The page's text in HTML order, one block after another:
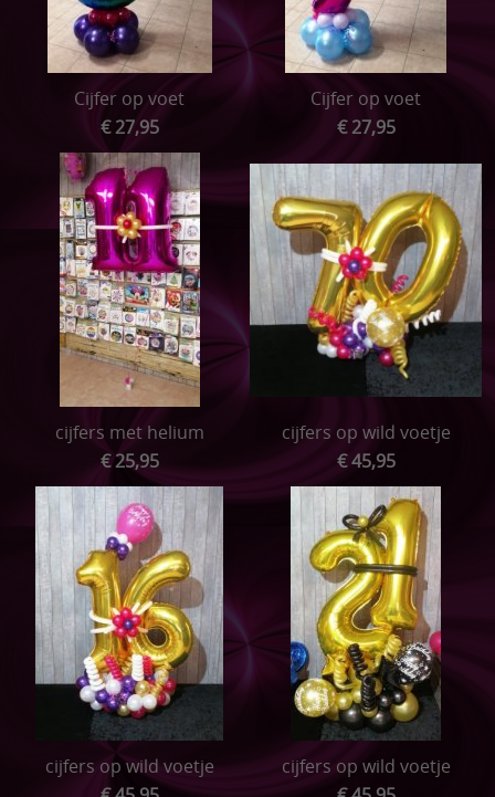
Cijfer op voet
€ 27,95
Cijfer op voet
€ 27,95
cijfers met helium
€ 25,95
cijfers op wild voetje
€ 45,95
cijfers op wild voetje
cijfers op wild voetje